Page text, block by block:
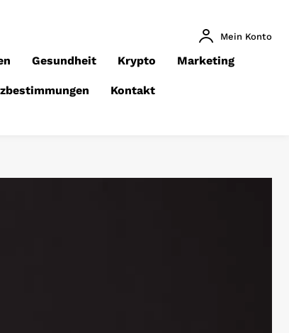
Mein Konto
Gesundheit Krypto Marketing
Kontakt